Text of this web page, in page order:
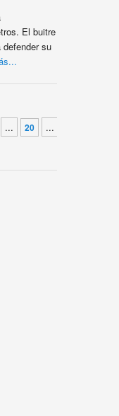
El buitre
defender su
... 20 ...